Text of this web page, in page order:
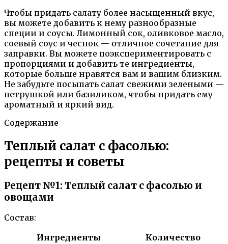
Чтобы придать салату более насыщенный вкус,
вы можете добавить к нему разнообразные
специи и соусы. Лимонный сок, оливковое масло,
соевый соус и чеснок — отличное сочетание для
заправки. Вы можете поэкспериментировать с
пропорциями и добавить те ингредиенты,
которые больше нравятся вам и вашим близким.
Не забудьте посыпать салат свежими зелеными —
петрушкой или базиликом, чтобы придать ему
ароматный и яркий вид.
Содержание
Теплый салат с фасолью:
рецепты и советы
Рецепт №1: Теплый салат с фасолью и
овощами
Состав:
Ингредиенты
Количество